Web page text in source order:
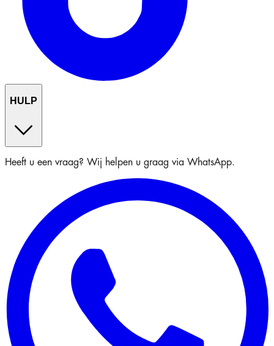
HULP
Heeft u een vraag? Wij helpen u graag via WhatsApp.